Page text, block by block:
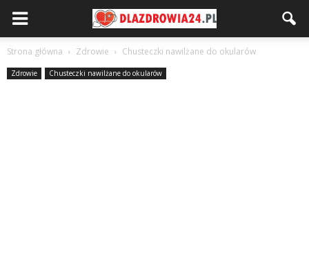
Strona główna Zdrowie Chusteczki nawilżane do okularów
Zdrowie Chusteczki nawilżane do okularów